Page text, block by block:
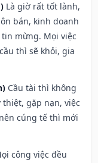
Là giờ rất tốt lành,
bán, kinh doanh
mừng. Mọi việc
thì sẽ khỏi, gia
Cầu tài thì không
gặp nạn, việc
cúng tế thì mới
công việc đều